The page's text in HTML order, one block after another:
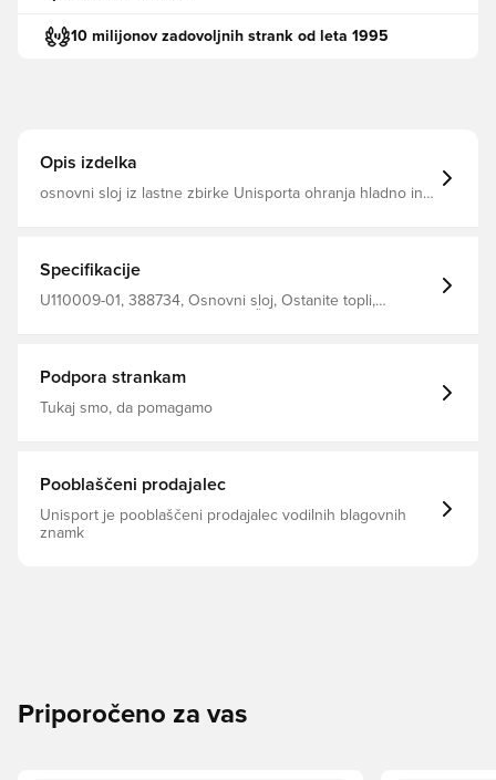
10 milijonov zadovoljnih strank od leta 1995
Opis izdelka
osnovni sloj iz lastne zbirke Unisporta ohranja hladno in
Specifikacije
U110009-01, 388734, Osnovni sloj, Ostanite topli,
Podpora strankam
Tukaj smo, da pomagamo
Pooblaščeni prodajalec
Unisport je pooblaščeni prodajalec vodilnih blagovnih
znamk
Priporočeno za vas